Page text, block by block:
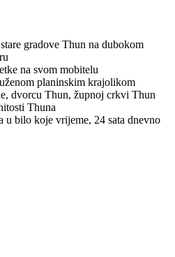
gradove Thun na dubokom
na svom mobitelu
planinskim krajolikom
dvorcu Thun, župnoj crkvi Thun
Thuna
u bilo koje vrijeme, 24 sata dnevno